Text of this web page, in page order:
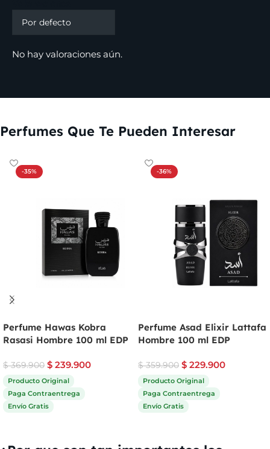
No hay valoraciones aún.
Perfumes Que Te Pueden Interesar
-35%
Perfume Hawas Kobra
Rasasi Hombre 100 ml EDP
$369.900 $ 239.900
Producto Original
Paga Contraentrega
Envío Gratis
-36%
Perfume Asad Elixir Lattafa
Hombre 100 ml EDP
$359.900 $ 229.900
Producto Original
Paga Contraentrega
Envío Gratis